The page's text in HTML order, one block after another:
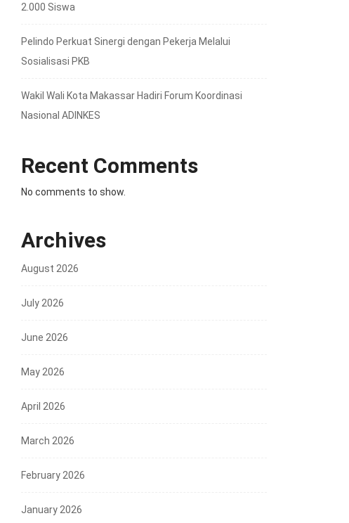
2.000 Siswa
Pelindo Perkuat Sinergi dengan Pekerja Melalui
Sosialisasi PKB
Wakil Wali Kota Makassar Hadiri Forum Koordinasi
Nasional ADINKES
Recent Comments
No comments to show.
Archives
August 2026
July 2026
June 2026
May 2026
April 2026
March 2026
February 2026
January 2026